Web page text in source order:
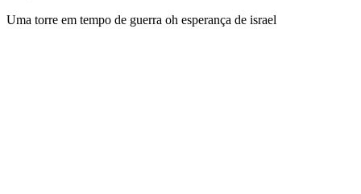
Uma torre em tempo de guerra oh esperança de israel